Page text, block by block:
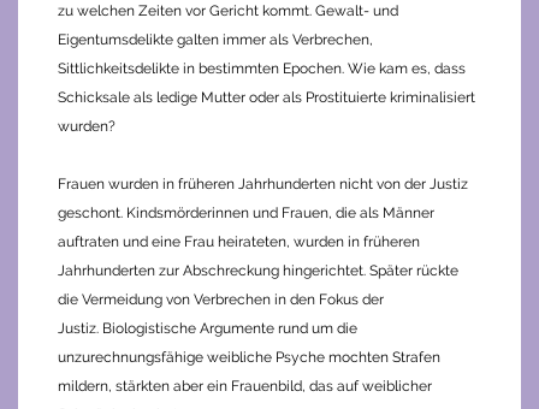
zu welchen Zeiten vor Gericht kommt. Gewalt- und
Eigentumsdelikte galten immer als Verbrechen,
Sittlichkeitsdelikte in bestimmten Epochen. Wie kam es, dass
Schicksale als ledige Mutter oder als Prostituierte kriminalisiert
wurden?
Frauen wurden in früheren Jahrhunderten nicht von der Justiz
geschont. Kindsmörderinnen und Frauen, die als Männer
auftraten und eine Frau heirateten, wurden in früheren
Jahrhunderten zur Abschreckung hingerichtet. Später rückte
die Vermeidung von Verbrechen in den Fokus der
Justiz. Biologistische Argumente rund um die
unzurechnungsfähige weibliche Psyche mochten Strafen
mildern, stärkten aber ein Frauenbild, das auf weiblicher